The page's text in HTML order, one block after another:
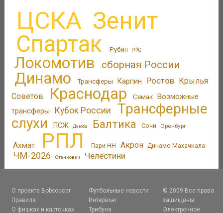
ЦСКА Зенит
Спартак Рубин РФС
Локомотив сборная России
Динамо Трансферы Карпин Ростов Крылья
Советов
Краснодар Семак Возможные
трансферы
Кубок России
Трансферные
слухи
ПСЖ Дзюба Балтика Сочи Оренбург
Ахмат РПЛ Пари НН Акрон Динамо Махачкала
ЧМ-2026 Станкович Челестини
О проекте Bobsoccer
Правила
О фишках и карточках
Футбольные новости
Интервью
Трибуна
© 2009 Все права
защищены.
Электронное